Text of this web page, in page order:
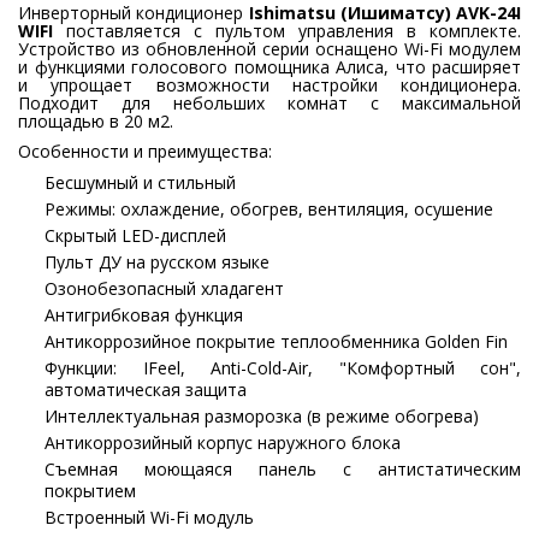
Инверторный кондиционер Ishimatsu (Ишиматсу) AVK-24I
WIFIпоставляется с пультом управления в комплекте.
Устройство из обновленной серии оснащено Wi-Fi модулем
и функциями голосового помощника Алиса, что расширяет
и упрощает возможности настройки кондиционера.
Подходит для небольших комнат с максимальной
площадью в 20 м2.
Особенности и преимущества:
Бесшумный и стильный
Режимы: охлаждение, обогрев, вентиляция, осушение
Скрытый LED-дисплей
Пульт ДУ на русском языке
Озонобезопасный хладагент
Антигрибковая функция
Антикоррозийное покрытие теплообменника Golden Fin
Функции: IFeel, Anti-Cold-Air, "Комфортный сон",
автоматическая защита
Интеллектуальная разморозка (в режиме обогрева)
Антикоррозийный корпус наружного блока
Съемная моющаяся панель с антистатическим
покрытием
Встроенный Wi-Fi модуль